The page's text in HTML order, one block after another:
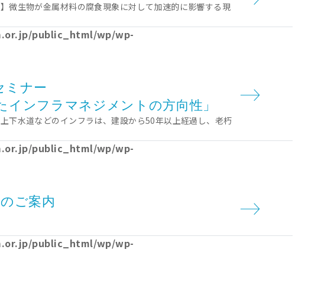
生物が金属材料の腐食現象に対して加速的に影響する現
public_html/wp/wp-
ミナー
インフラマネジメントの方向性」
下水道などのインフラは、建設から50年以上経過し、老朽
public_html/wp/wp-
ご案内
public_html/wp/wp-